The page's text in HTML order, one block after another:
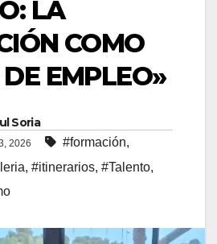
LA
COMO
EMPLEO»
Soria
2026 #formación,
, #itinerarios, #Talento,